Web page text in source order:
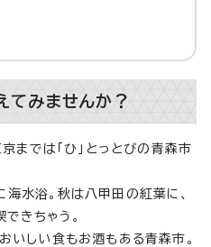
てみませんか？
京までは「ひ」とっとびの青森市
水浴。秋は八甲田の紅葉に、
きちゃう。
いしい食もお酒もある青森市。